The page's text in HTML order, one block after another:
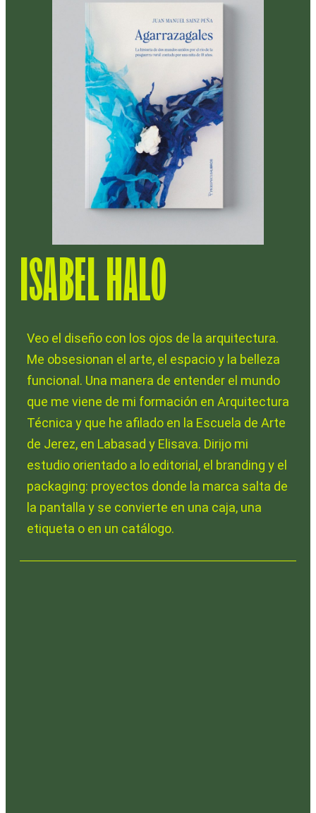
ISABEL HALO
Veo el diseño con los ojos de la arquitectura.
Me obsesionan el arte, el espacio y la belleza
funcional. Una manera de entender el mundo
que me viene de mi formación en Arquitectura
Técnica y que he afilado en la Escuela de Arte
de Jerez, en Labasad y Elisava. Dirijo mi
estudio orientado a lo editorial, el branding y el
packaging: proyectos donde la marca salta de
la pantalla y se convierte en una caja, una
etiqueta o en un catálogo.